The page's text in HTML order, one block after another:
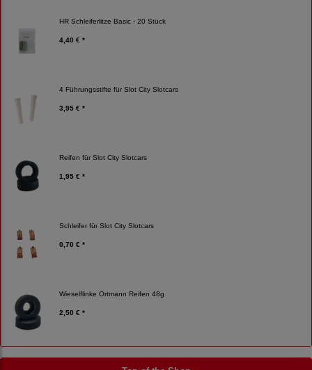
HR Schleiferlitze Basic - 20 Stück
4,40 € *
4 Führungsstifte für Slot City Slotcars
3,95 € *
Reifen für Slot City Slotcars
1,95 € *
Schleifer für Slot City Slotcars
0,70 € *
Wieselflinke Ortmann Reifen 48g
2,50 € *